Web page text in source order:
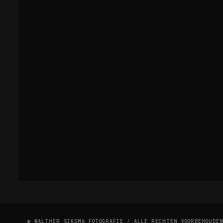
© WALTHER SIKSMA FOTOGRAFIE / ALLE RECHTEN VOORBEHOUDEN